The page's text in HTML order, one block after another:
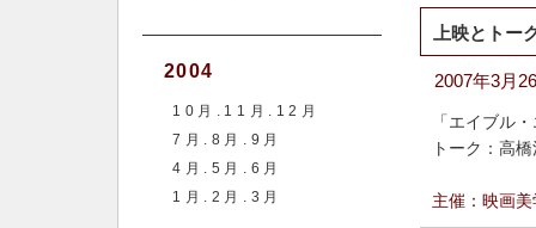
2004
10月.11月.12月
7月.8月.9月
4月.5月.6月
1月.2月.3月
上映とト
2007年3月
「エイブル
トーク：高
主催：映画